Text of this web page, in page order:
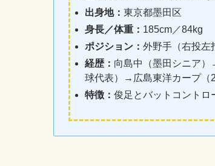
出身地： 東京都墨田区
身長／体重：
185cm／84kg
ポジション：
外野手（右投左
経歴：
向島中（墨田シニア
球代表）→広島東洋カープ（
特徴：
俊足とバットコント